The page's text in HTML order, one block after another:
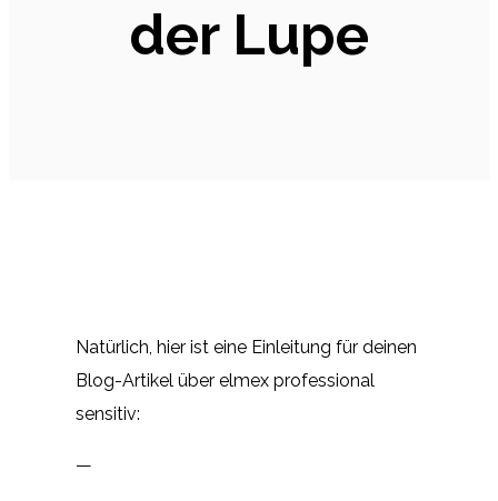
der Lupe
Natürlich, hier ist eine Einleitung für deinen
Blog-Artikel über elmex professional
sensitiv:
—